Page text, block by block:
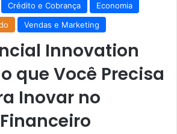
Crédito e Cobrança
Economia
Vendas e Marketing
Innovation
que Você Precisa
Inovar no